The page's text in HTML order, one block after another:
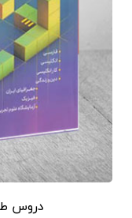
دروس